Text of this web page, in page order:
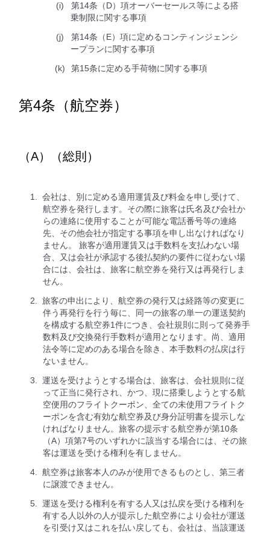
第14条（D）項オーバーセールス等による搭
乗制限に関する事項
第14条（E）項に定めるコンティンジェンシ
ープランに関する事項
第15条に定める手荷物に関する事項
第4条（航空券）
（A）（総則）
会社は、別に定める適用運賃及び料金を申し受けて、
航空券を発行します。その際に旅客は氏名及び会社か
らの連絡に使用することが可能な電話番号等の連絡
先、その他会社が指定する事項を申し出なければなり
ません。 旅客が適用運賃又は手数料を支払わない場
合、又は会社が承認する後払契約の要件に従わない場
合には、会社は、旅客に航空券を発行又は再発行しま
せん。
旅客の申出により、航空券の発行又は経路等の変更に
伴う再発行を行う毎に、同一の旅客の単一の運送契約
を構成する航空券1件につき、会社規則に則って発券手
数料及び交換発行手数料が適用となります。尚、適用
法令等に定めのある場合を除き、本手数料の払戻は行
ないません。
運送を受けようとする場合は、旅客は、会社規則に従
って正当に発行され、かつ、現に搭乗しようとする航
空便用のフライトクーポン、全ての未使用フライトク
ーポンを含む有効な航空券及び身分証明書を提示しな
ければなりません。旅客の提示する航空券が第10条
（A）項第7号のいずれかに該当する場合には、その旅
客は運送を受ける権利を有しません。
航空券は旅客本人のみが使用できるものとし、第三者
に譲渡できません。
運送を受ける権利を有する人又は払戻を受ける権利を
有する人以外の人が提示した航空券により会社が運送
を引受け又はこれを払い戻しても、会社は、当該運送